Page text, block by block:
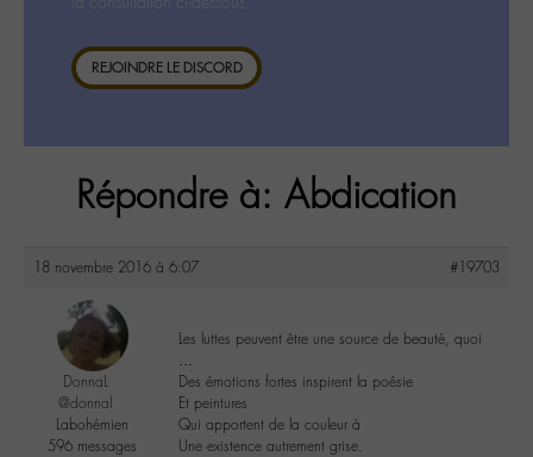
REJOINDRE LE DISCORD
Répondre à: Abdication
18 novembre 2016 à 6:07 #19703
DonnaL
@donnal
Labohémien
596 messages
Les luttes peuvent être une source de beauté, quoi
…
Des émotions fortes inspirent la poésie
Et peintures
Qui apportent de la couleur à
Une existence autrement grise.